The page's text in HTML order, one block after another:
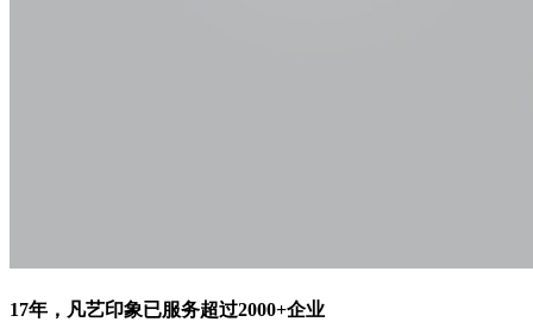
17年，凡艺印象已服务超过2000+企业